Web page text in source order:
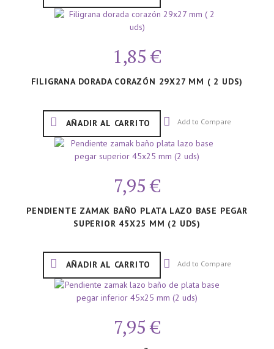
1,85 €
FILIGRANA DORADA CORAZÓN 29X27 MM ( 2 UDS)
AÑADIR AL CARRITO Add to Compare
7,95 €
PENDIENTE ZAMAK BAÑO PLATA LAZO BASE PEGAR
SUPERIOR 45X25 MM (2 UDS)
AÑADIR AL CARRITO Add to Compare
7,95 €